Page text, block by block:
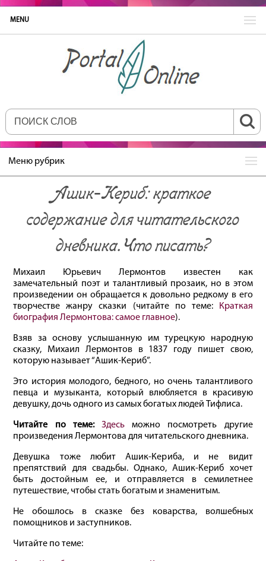
MENU
Меню рубрик
Ашик‐Кериб: краткое
содержание для читательского
дневника. Что писать?
Михаил Юрьевич Лермонтов известен как
замечательный поэт и талантливый прозаик, но в этом
произведении он обращается к довольно редкому в его
творчестве жанру сказки (читайте по теме:
Краткая
биография Лермонтова: самое главное).
Взяв за основу услышанную им турецкую народную
сказку, Михаил Лермонтов в 1837 году пишет свою,
которую называет “Ашик-Кериб”.
Это история молодого, бедного, но очень талантливого
певца и музыканта, который влюбляется в красивую
девушку, дочь одного из самых богатых людей Тифлиса.
Читайте по теме: Здесь
можно посмотреть другие
произведения Лермонтова для читательского дневника.
Девушка тоже любит Ашик-Кериба, и не видит
препятствий для свадьбы. Однако, Ашик-Кериб хочет
быть достойным ее, и отправляется в семилетнее
путешествие, чтобы стать богатым и знаменитым.
Не обошлось в сказке без коварства, волшебных
помощников и заступников.
Читайте по теме: